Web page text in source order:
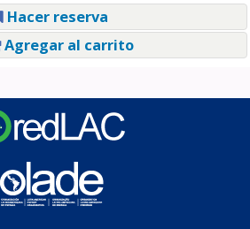
Hacer reserva
Agregar al carrito